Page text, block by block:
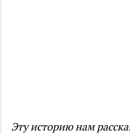
Эту историю нам